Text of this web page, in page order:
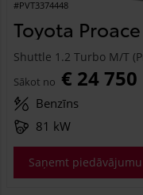
#PVT3374448
Toyota
Shuttle 1.2 Turbo M/T
Sākot no € 24 750
Benzīns
81 kW
Saņemt piedāvājumu